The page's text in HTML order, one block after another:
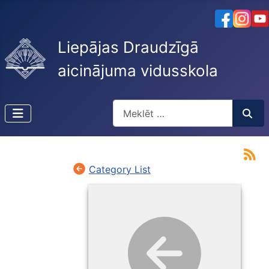
Liepājas Draudzīgā
aicinājuma vidusskola
Type 2 or more characters for
Category List